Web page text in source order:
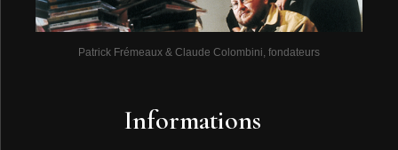
Patrick Frémeaux & Claude Colombini, fondateurs
Informations